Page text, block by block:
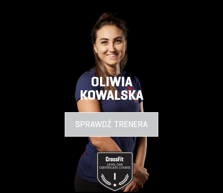
OLIWIA
KOWALSKA
SPRAWDŹ TRENERA